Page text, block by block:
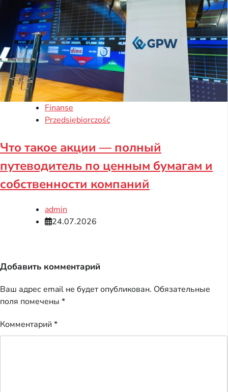
Finanse
Przedsiębiorczość
Что такое акции — полный
путеводитель по ценным бумагам и
собственности компаний
admin
24.07.2026
Добавить комментарий
Ваш адрес email не будет опубликован. Обязательные
поля помечены *
Комментарий *